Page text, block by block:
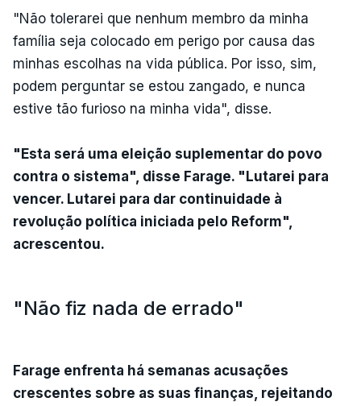
"Não tolerarei que nenhum membro da minha
família seja colocado em perigo por causa das
minhas escolhas na vida pública. Por isso, sim,
podem perguntar se estou zangado, e nunca
estive tão furioso na minha vida", disse.
"Esta será uma eleição suplementar do povo
contra o sistema", disse Farage. "Lutarei para
vencer. Lutarei para dar continuidade à
revolução política iniciada pelo Reform",
acrescentou.
"Não fiz nada de errado"
Farage enfrenta há semanas acusações
crescentes sobre as suas finanças, rejeitando